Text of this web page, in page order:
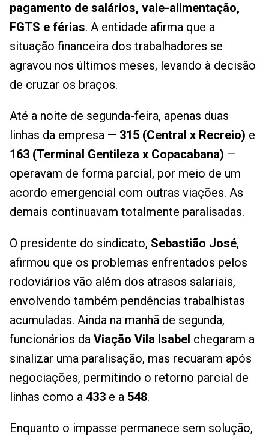
pagamento de salários, vale-alimentação,
FGTS e férias. A entidade afirma que a
situação financeira dos trabalhadores se
agravou nos últimos meses, levando à decisão
de cruzar os braços.
Até a noite de segunda-feira, apenas duas
linhas da empresa — 315 (Central x Recreio) e
163 (Terminal Gentileza x Copacabana) —
operavam de forma parcial, por meio de um
acordo emergencial com outras viações. As
demais continuavam totalmente paralisadas.
O presidente do sindicato, Sebastião José,
afirmou que os problemas enfrentados pelos
rodoviários vão além dos atrasos salariais,
envolvendo também pendências trabalhistas
acumuladas. Ainda na manhã de segunda,
funcionários da Viação Vila Isabel chegaram a
sinalizar uma paralisação, mas recuaram após
negociações, permitindo o retorno parcial de
linhas como a 433 e a 548.
Enquanto o impasse permanece sem solução,